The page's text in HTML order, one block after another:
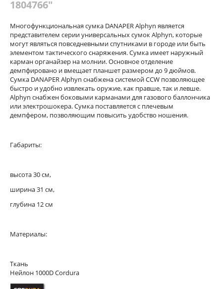
1804766"
Многофункциональная сумка DANAPERAlphyn является
представителем серии универсальных сумок Alphyn, которые
могут являться повседневными спутниками в городе или быть
элементом тактического снаряжения. Сумка имеет наружный
карман органайзер на молнии. Основное отделение
демпфировано и вмещает планшет размером до 9 дюймов.
Сумка DANAPERAlphyn снабжена системой CCW позволяющее
быстро и удобно извлекать оружие, как правше, так и левше.
Alphyn снабжен боковыми карманами для газового баллончика
или электрошокера. Сумка поставляется с плечевым
демпфером, позволяющим повысить удобство ношения.
Габариты:
высота 30 см,
ширина 31 см,
глубина 12 см
Материалы:
Ткань
Нейлон 1000D Cordura